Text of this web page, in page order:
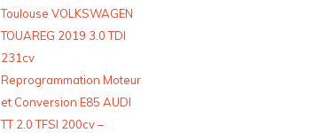
Toulouse VOLKSWAGEN
TOUAREG 2019 3.0 TDI
231cv
Reprogrammation Moteur
et Conversion E85 AUDI
TT 2.0 TFSI 200cv –